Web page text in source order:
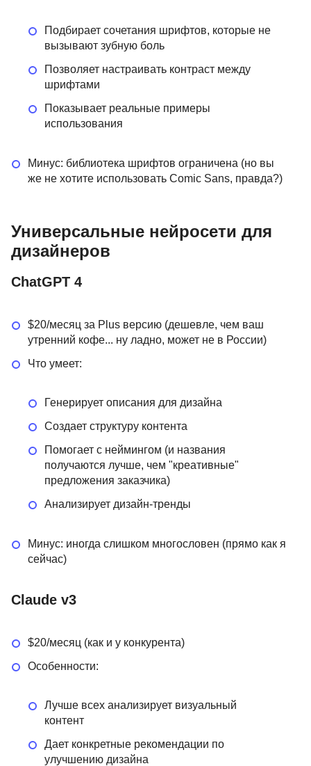
Подбирает сочетания шрифтов, которые не
вызывают зубную боль
Позволяет настраивать контраст между
шрифтами
Показывает реальные примеры
использования
Минус: библиотека шрифтов ограничена (но вы
же не хотите использовать Comic Sans, правда?)
Универсальные нейросети для
дизайнеров
ChatGPT 4
$20/месяц за Plus версию (дешевле, чем ваш
утренний кофе... ну ладно, может не в России)
Что умеет:
Генерирует описания для дизайна
Создает структуру контента
Помогает с неймингом (и названия
получаются лучше, чем "креативные"
предложения заказчика)
Анализирует дизайн-тренды
Минус: иногда слишком многословен (прямо как я
сейчас)
Claude v3
$20/месяц (как и у конкурента)
Особенности:
Лучше всех анализирует визуальный
контент
Дает конкретные рекомендации по
улучшению дизайна